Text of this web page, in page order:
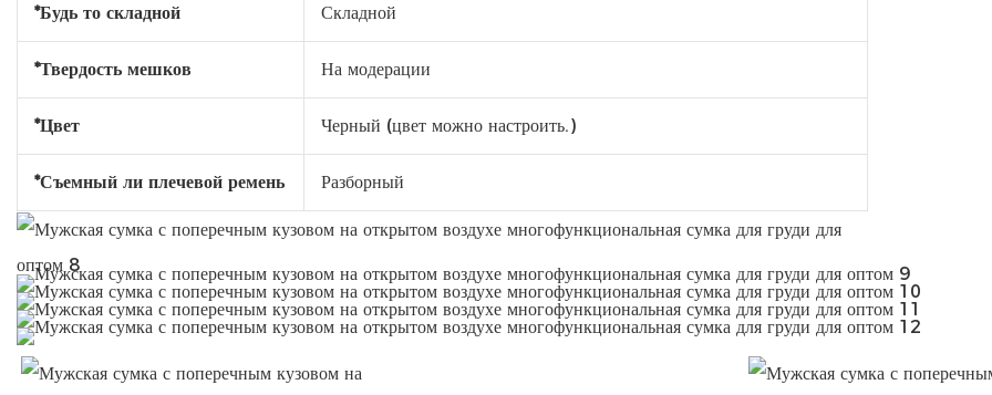
*Будь то складной Складной
*Твердость мешков На модерации
*Цвет Черный (цвет можно настроить.)
*Съемный ли плечевой ремень Разборный